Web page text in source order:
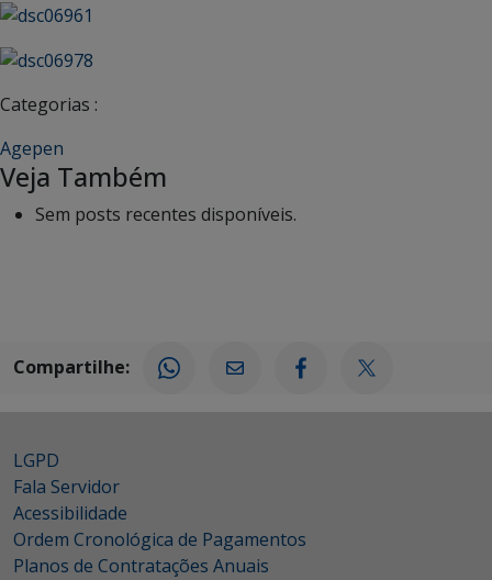
Categorias :
Agepen
Veja Também
Sem posts recentes disponíveis.
Compartilhe:
LGPD
Fala Servidor
Acessibilidade
Ordem Cronológica de Pagamentos
Planos de Contratações Anuais